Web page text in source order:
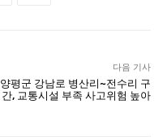
다음 기사
양평군 강남로 병산리~전수리 구
간, 교통시설 부족 사고위험 높아